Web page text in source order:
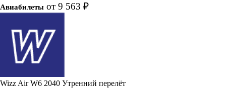
Авиабилеты от 9 563 ₽
Wizz AirW6 2040 Утренний перелёт